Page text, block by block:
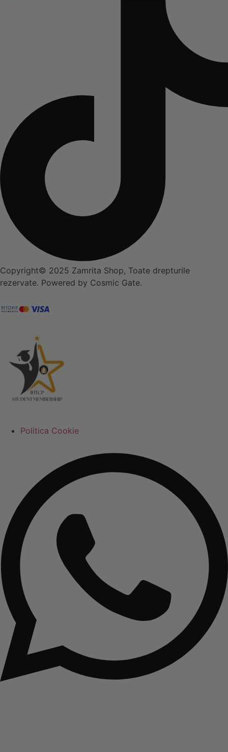
Copyright© 2025 Zamrita Shop, Toate drepturile
rezervate. Powered by Cosmic Gate.
Politica Cookie